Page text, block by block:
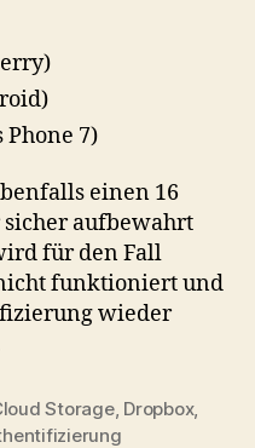
7)
einen 16
sicher aufbewahrt
für den Fall
funktioniert und
wieder
Storage, Dropbox,